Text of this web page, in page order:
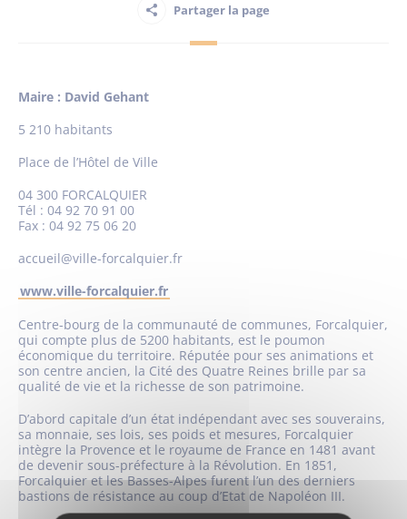
Habitant
Partager la page
Maire : David Gehant
5 210 habitants
Place de l’Hôtel de Ville
04 300 FORCALQUIER
Tél : 04 92 70 91 00
Fax : 04 92 75 06 20
accueil@ville-forcalquier.fr
www.ville-forcalquier.fr
Centre-bourg de la communauté de communes, Forcalquier,
qui compte plus de 5200 habitants, est le poumon
économique du territoire. Réputée pour ses animations et
son centre ancien, la Cité des Quatre Reines brille par sa
qualité de vie et la richesse de son patrimoine.
D’abord capitale d’un état indépendant avec ses souverains,
sa monnaie, ses lois, ses poids et mesures, Forcalquier
intègre la Provence et le royaume de France en 1481 avant
de devenir sous-préfecture à la Révolution. En 1851,
Forcalquier et les Basses-Alpes furent l’un des derniers
bastions de résistance au coup d’Etat de Napoléon III.